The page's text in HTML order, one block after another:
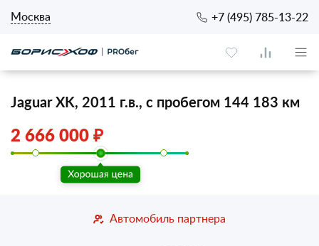
Москва +7 (495) 785-13-22
Jaguar XK, 2011 г.в., с пробегом 144 183 км
2 666 000 ₽
Автомобиль партнера